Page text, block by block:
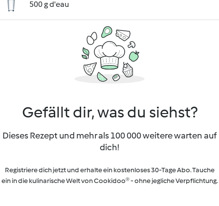
500 g d'eau
Gefällt dir, was du siehst?
Dieses Rezept und mehr als 100 000 weitere warten auf
dich!
Registriere dich jetzt und erhalte ein kostenloses 30-Tage Abo. Tauche
ein in die kulinarische Welt von Cookidoo® - ohne jegliche Verpflichtung.